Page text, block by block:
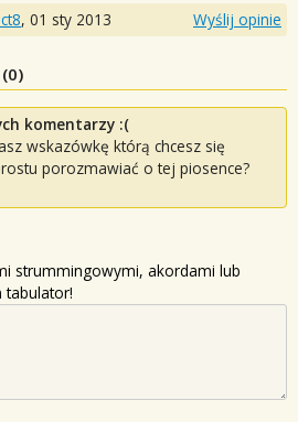
, 01 sty 2013 Wyślij opinie
0)
komentarzy :(
wskazówkę którą chcesz się
porozmawiać o tej piosence?
strummingowymi, akordami lub
tabulator!